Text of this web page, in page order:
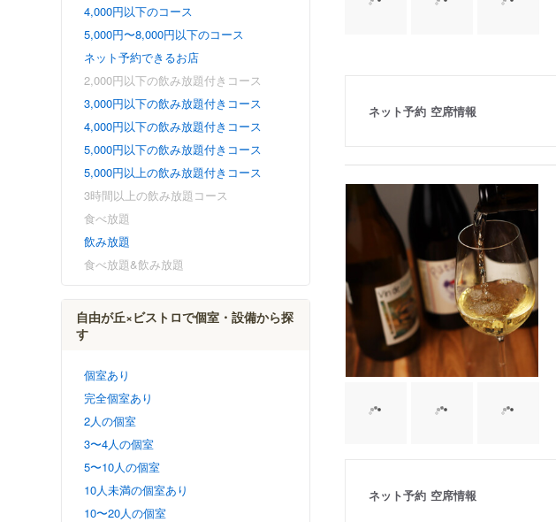
4,000円以下のコース
5,000円〜8,000円以下のコース
ネット予約できるお店
2,000円以下の飲み放題付きコース
3,000円以下の飲み放題付きコース
4,000円以下の飲み放題付きコース
5,000円以下の飲み放題付きコース
5,000円以上の飲み放題付きコース
3時間以上の飲み放題コース
食べ放題
飲み放題
食べ放題&飲み放題
自由が丘×ビストロで個室・設備から探
す
個室あり
完全個室あり
2人の個室
3〜4人の個室
5〜10人の個室
10人未満の個室あり
10〜20人の個室
ネット予約 空席情報
ネット予約 空席情報